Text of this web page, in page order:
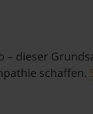
– dieser
schaffen.